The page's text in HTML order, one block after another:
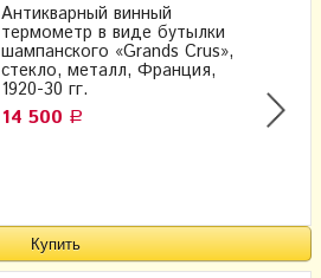
Антикварный винный
термометр в виде бутылки
шампанского «Grands Crus»,
стекло, металл, Франция,
1920-30 гг.
14 500 Р